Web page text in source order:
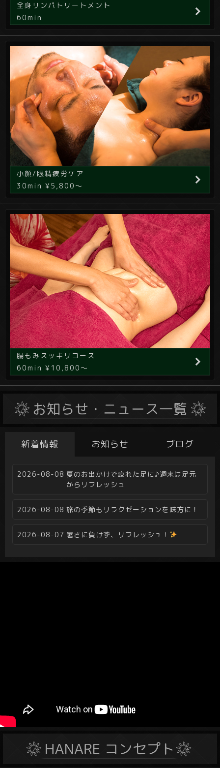
全身リンパトリートメント
60min
小顔/眼精疲労ケア
30min ¥5,800～
腸もみスッキリコース
60min ¥10,800～
新着情報 お知らせ ブログ
2026-08-08 夏のお出かけで疲れた足に♪週末は足元
からリフレッシュ
2026-08-08 旅の季節もリラクゼーションを味方に！
2026-08-07 暑さに負けず、リフレッシュ！